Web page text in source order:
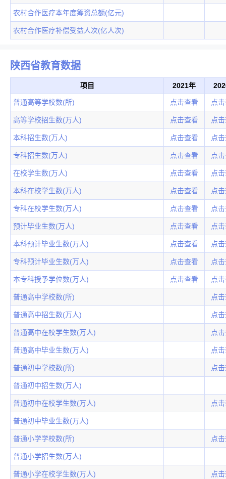
农村合作医疗本年度筹资总额(亿元)
农村合作医疗补偿受益人次(亿人次)
陕西省教育数据
项目 2021年
普通高等学校数(所) 点击查看 点
高等学校招生数(万人) 点击查看 点
本科招生数(万人) 点击查看 点
专科招生数(万人) 点击查看 点
在校学生数(万人) 点击查看 点
本科在校学生数(万人) 点击查看 点
专科在校学生数(万人) 点击查看 点
预计毕业生数(万人) 点击查看 点
本科预计毕业生数(万人) 点击查看 点
专科预计毕业生数(万人) 点击查看 点
本专科授予学位数(万人) 点击查看 点
普通高中学校数(所) 点
普通高中招生数(万人) 点
普通高中在校学生数(万人) 点
普通高中毕业生数(万人) 点
普通初中学校数(所) 点
普通初中招生数(万人)
普通初中在校学生数(万人) 点
普通初中毕业生数(万人)
普通小学学校数(所) 点
普通小学招生数(万人)
普通小学在校学生数(万人) 点